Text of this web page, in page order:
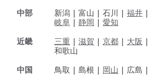
中部
新潟 | 富山 | 石川 | 福井 |
岐阜 | 静岡 | 愛知
近畿
三重 | 滋賀 | 京都 | 大阪 |
和歌山
中国
鳥取 | 島根 | 岡山 | 広島 |